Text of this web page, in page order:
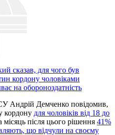
сказав, для чого був
кордону чоловіками
на обороноздатність
Андрій Демченко повідомив,
кордону для чоловіків від 18 до
після цього рішення 41%
що відчули на своєму